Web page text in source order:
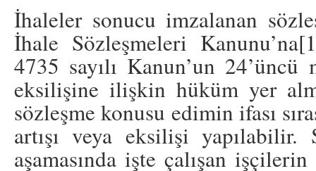
İhaleler sonucu imzalanan
İhale Sözleşmeleri Kanunu’na
4735 sayılı Kanun’un
eksilişine ilişkin hüküm yer
sözleşme konusu edimin ifası
artışı veya eksilişi yapılabilir.
aşamasında işte çalışan